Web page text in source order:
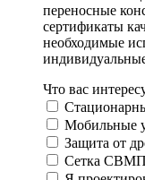
переносные
сертификаты
необходимые
Что вас
Мобильные
Защита от
Сетка